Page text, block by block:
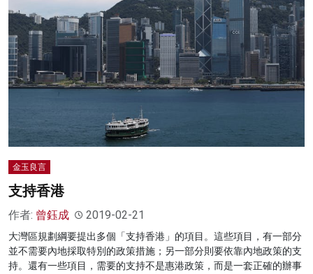
金玉良言
支持香港
作者: 曾鈺成 2019-02-21
大灣區規劃綱要提出多個「支持香港」的項目。這些項目，有一部分
並不需要內地採取特別的政策措施；另一部分則要依靠內地政策的支
持。還有一些項目，需要的支持不是惠港政策，而是一套正確的辦事